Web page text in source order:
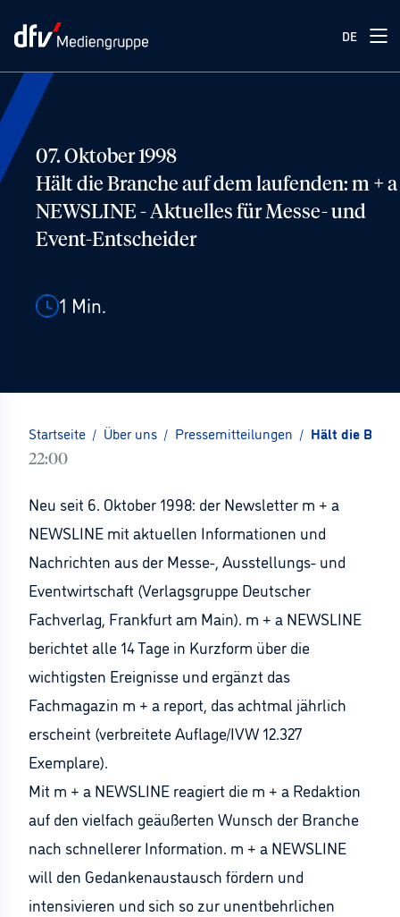
DE
07. Oktober 1998
Hält die Branche auf dem laufenden: m + a
NEWSLINE - Aktuelles für Messe- und
Event-Entscheider
1 Min.
Startseite / Über uns / Pressemitteilungen / Hält die
22:00
Neu seit 6. Oktober 1998: der Newsletter m + a
NEWSLINE mit aktuellen Informationen und
Nachrichten aus der Messe-, Ausstellungs- und
Eventwirtschaft (Verlagsgruppe Deutscher
Fachverlag, Frankfurt am Main). m + a NEWSLINE
berichtet alle 14 Tage in Kurzform über die
wichtigsten Ereignisse und ergänzt das
Fachmagazin m + a report, das achtmal jährlich
erscheint (verbreitete Auflage/IVW 12.327
Exemplare).
Mit m + a NEWSLINE reagiert die m + a Redaktion
auf den vielfach geäußerten Wunsch der Branche
nach schnellerer Information. m + a NEWSLINE
will den Gedankenaustausch fördern und
intensivieren und sich so zur unentbehrlichen